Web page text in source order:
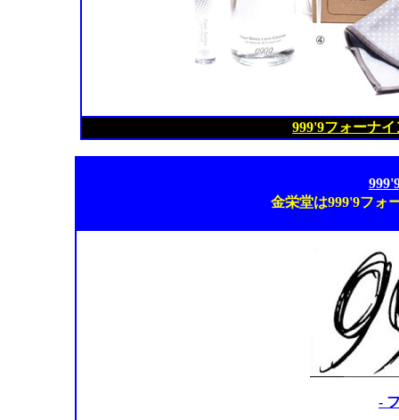
999'9フォーナ
金栄堂は999'9フォ
-